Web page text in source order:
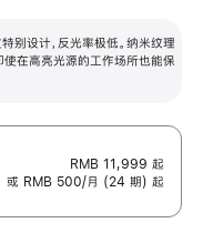
别设计，反光率极低。纳米纹理
使在高亮光源的工作场所也能保
RMB 11,999 起
或 RMB 500/月 (24 期) 起